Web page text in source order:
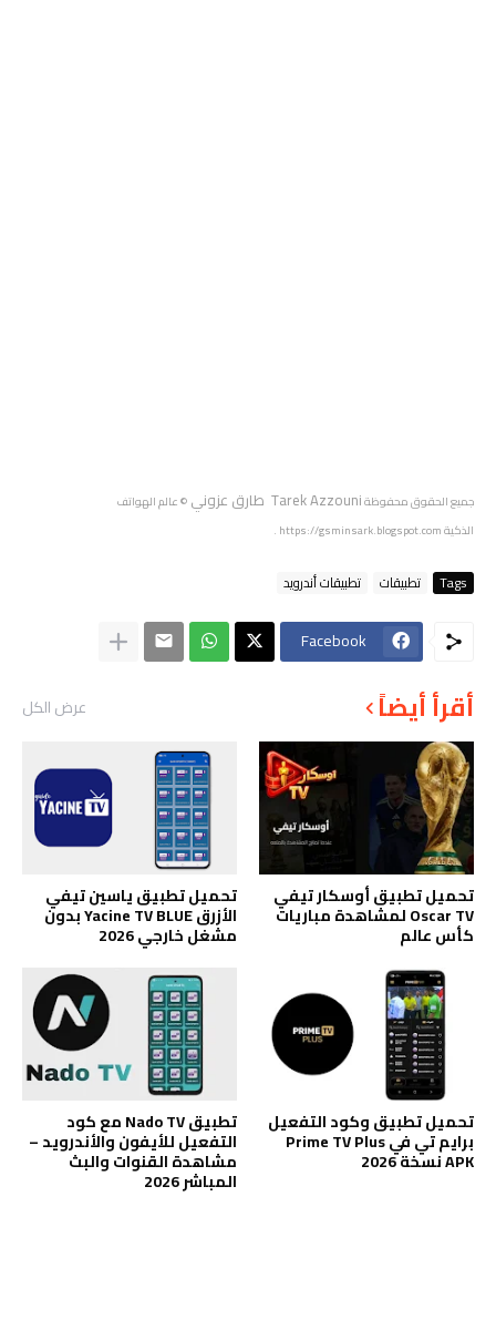
جميع الحقوق محفوظةTarek Azzouni طارق عزوني
© عالم الهواتف
الذكيةhttps://gsminsark.blogspot.com
.
Tags تطبيقات تطبيقات أندرويد
Facebook
أقرأ أيضاً عرض الكل
تحميل تطبيق أوسكار تيفي
Oscar TV لمشاهدة مباريات
كأس عالم
تحميل تطبيق ياسين تيفي
الأزرق Yacine TV BLUE بدون
مشغل خارجي 2026
تحميل تطبيق وكود التفعيل
برايم تي في Prime TV Plus
APK نسخة 2026
تطبيق Nado TV مع كود
التفعيل للأيفون والأندرويد –
مشاهدة القنوات والبث
المباشر 2026